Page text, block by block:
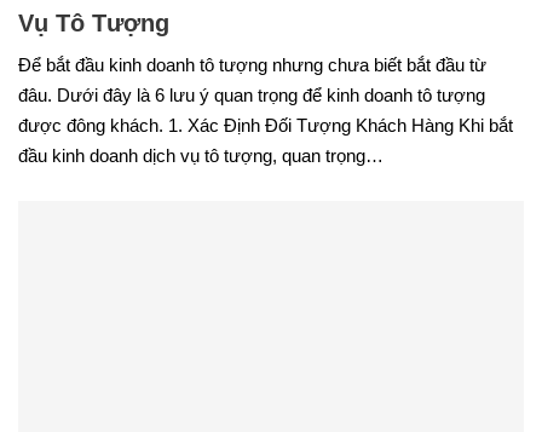
Vụ Tô Tượng
Để bắt đầu kinh doanh tô tượng nhưng chưa biết bắt đầu từ
đâu. Dưới đây là 6 lưu ý quan trọng để kinh doanh tô tượng
được đông khách. 1. Xác Định Đối Tượng Khách Hàng Khi bắt
đầu kinh doanh dịch vụ tô tượng, quan trọng…